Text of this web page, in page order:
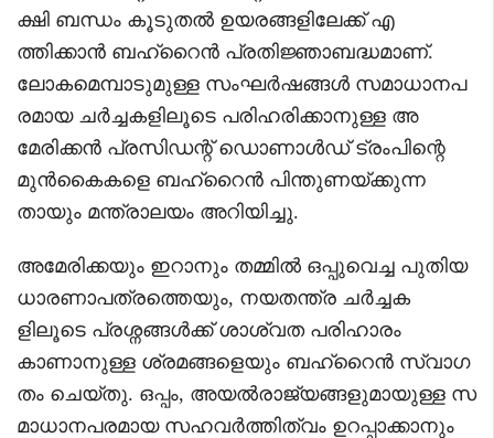
ക്ഷി ബന്ധം കൂടുതൽ ഉയരങ്ങളിലേക്ക് എ
ത്തിക്കാൻ ബഹ്‌റൈൻ പ്രതിജ്ഞാബദ്ധമാണ്.
ലോകമെമ്പാടുമുള്ള സംഘർഷങ്ങൾ സമാധാനപ
രമായ ചർച്ചകളിലൂടെ പരിഹരിക്കാനുള്ള അ
മേരിക്കൻ പ്രസിഡന്റ് ഡൊണാൾഡ് ട്രംപിന്റെ
മുൻകൈകളെ ബഹ്‌റൈൻ പിന്തുണയ്ക്കുന്ന
തായും മന്ത്രാലയം അറിയിച്ചു.
അമേരിക്കയും ഇറാനും തമ്മിൽ ഒപ്പുവെച്ച പുതിയ
ധാരണാപത്രത്തെയും, നയതന്ത്ര ചർച്ചക
ളിലൂടെ പ്രശ്നങ്ങൾക്ക് ശാശ്വത പരിഹാരം
കാണാനുള്ള ശ്രമങ്ങളെയും ബഹ്‌റൈൻ സ്വാഗ
തം ചെയ്തു. ഒപ്പം, അയൽരാജ്യങ്ങളുമായുള്ള സ
മാധാനപരമായ സഹവർത്തിത്വം ഉറപ്പാക്കാനും